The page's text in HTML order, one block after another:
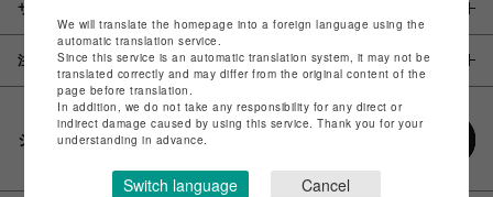
サイズ
注意事項
シェアする
We will translate the homepage into a foreign language using the
automatic translation service.
Since this service is an automatic translation system, it may not be
translated correctly and may differ from the original content of the
page before translation.
In addition, we do not take any responsibility for any direct or
indirect damage caused by using this service. Thank you for your
understanding in advance.
Switch language Cancel